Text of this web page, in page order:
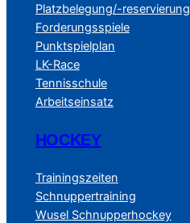
Platzbelegung/-reservierung
Forderungsspiele
Punktspielplan
LK-Race
Tennisschule
Arbeitseinsatz
HOCKEY
Trainingszeiten
Schnuppertraining
Wusel Schnupperhockey